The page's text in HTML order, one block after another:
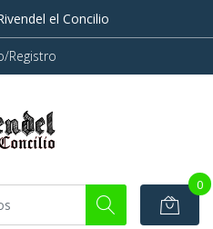
el Concilio
Registro
0